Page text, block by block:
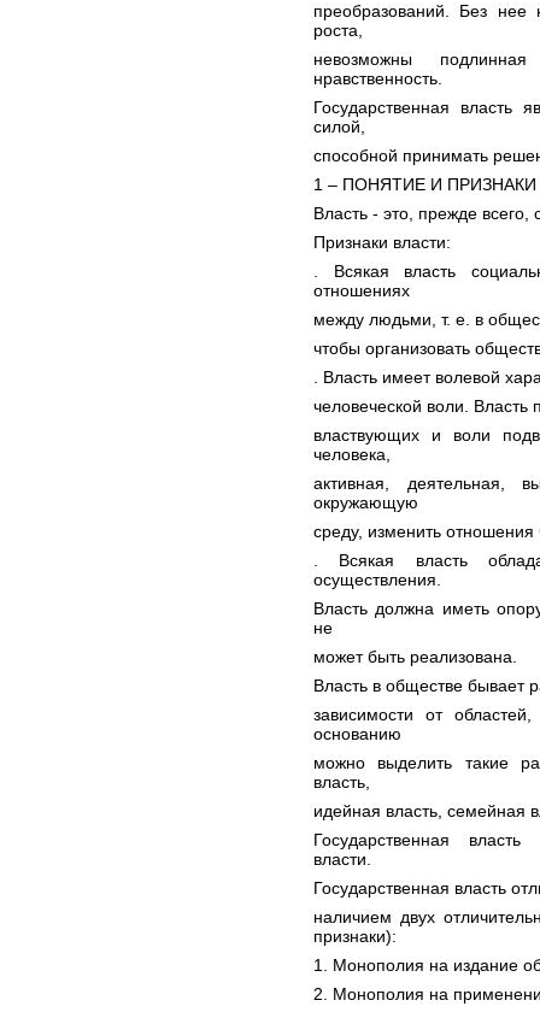
преобразований. Без нее
роста,
невозможны
нравственность.
Государственная власть
силой,
способной принимать
1 – ПОНЯТИЕ И
Власть - это, прежде
Признаки власти:
. Всякая власть
отношениях
между людьми, т. е. в
чтобы организовать
. Власть имеет волевой
человеческой воли. Власть
властвующих и воли
человека,
активная, деятельная,
окружающую
среду, изменить отношения
. Всякая власть
осуществления.
Власть должна иметь
не
может быть реализована.
Власть в обществе бывает
зависимости от
основанию
можно выделить такие
власть,
идейная власть, семейная
Государственная
власти.
Государственная власть
наличием двух
признаки):
1. Монополия на издание
2. Монополия на